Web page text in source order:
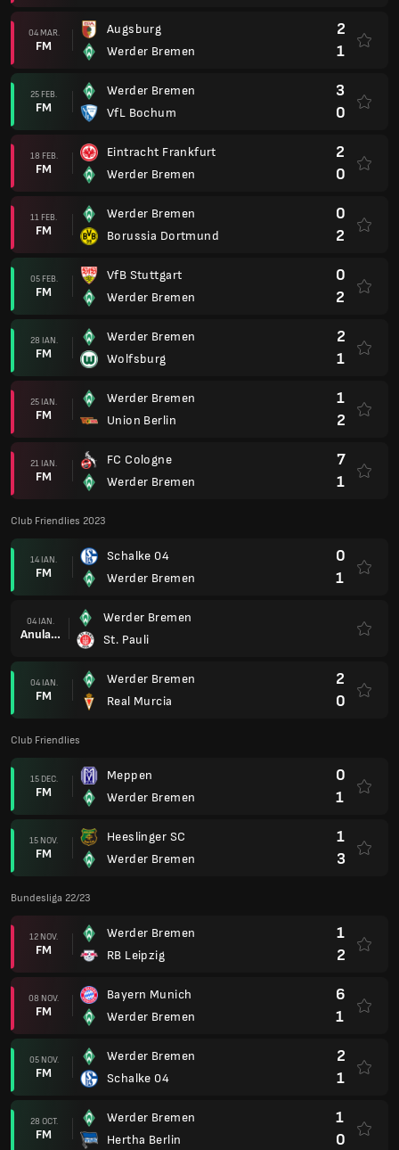
04 MAR.
FM
Augsburg
Werder Bremen
2
1
25 FEB.
FM
Werder Bremen
VfL Bochum
3
0
18 FEB.
FM
Eintracht Frankfurt
Werder Bremen
2
0
11 FEB.
FM
Werder Bremen
Borussia Dortmund
0
2
05 FEB.
FM
VfB Stuttgart
Werder Bremen
0
2
28 IAN.
FM
Werder Bremen
Wolfsburg
2
1
25 IAN.
FM
Werder Bremen
Union Berlin
1
2
21 IAN.
FM
FC Cologne
Werder Bremen
7
1
Club Friendlies 2023
14 IAN.
FM
Schalke 04
Werder Bremen
0
1
04 IAN.
Anulare
Werder Bremen
St. Pauli
04 IAN.
FM
Werder Bremen
Real Murcia
2
0
Club Friendlies
15 DEC.
FM
Meppen
Werder Bremen
0
1
15 NOV.
FM
Heeslinger SC
Werder Bremen
1
3
Bundesliga 22/23
12 NOV.
FM
Werder Bremen
RB Leipzig
1
2
08 NOV.
FM
Bayern Munich
Werder Bremen
6
1
05 NOV.
FM
Werder Bremen
Schalke 04
2
1
28 OCT.
FM
Werder Bremen
Hertha Berlin
1
0